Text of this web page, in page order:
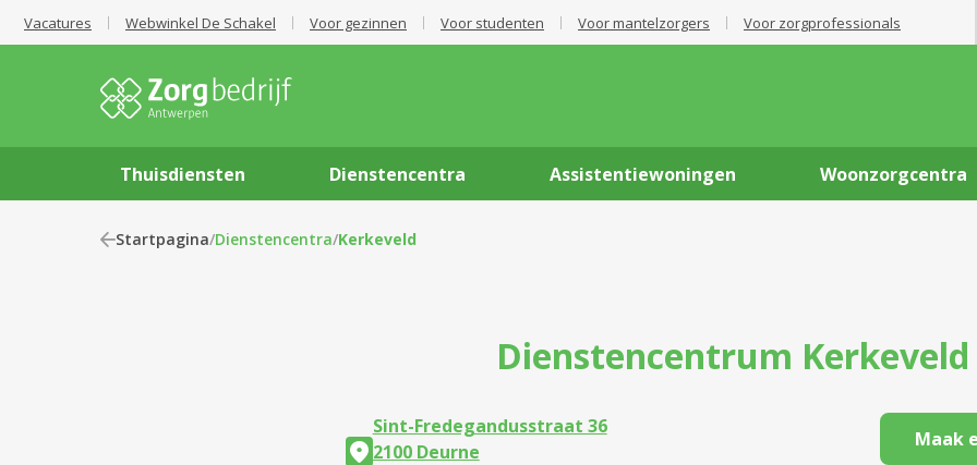
Vacatures Webwinkel De Schakel Voor gezinnen Voor studenten Voor mantelzorgers Voor zorgprofessionals
Thuisdiensten Dienstencentra Assistentiewoningen Woonzorgcentra
Startpagina/Dienstencentra/Kerkeveld
Dienstencentrum Kerkeveld
Sint-Fredegandusstraat 36
2100 Deurne
Maak